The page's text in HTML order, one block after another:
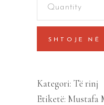
SHTOJE NË
Kategori: Të rinj
Etiketë: Mustafa